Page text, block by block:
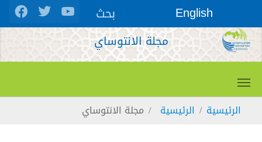
Skip to main content
English بحث
مجلة الانتوساي
You are here:
الرئيسية الرئيسية مجلة الانتوساي